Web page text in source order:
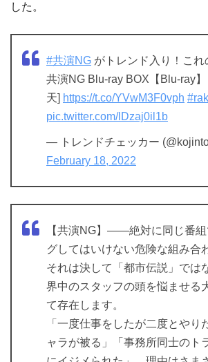
した。
#共演NG がトレンド入り！これ
共演NG Blu-ray BOX【Blu-ray
天]
https://t.co/YVwM3F0vph
pic.twitter.com/lDzaj0il1b
— トレンドチェッカー
February 18, 2022
【共演NG】――絶対に同じ番
グしてはいけない危険な組み合
それは決して「都市伝説」では
界中のスタッフの頭を悩ませる
て存在します。
「一度仕事をしたが二度とやり
ャラが被る」「事務所同士のト